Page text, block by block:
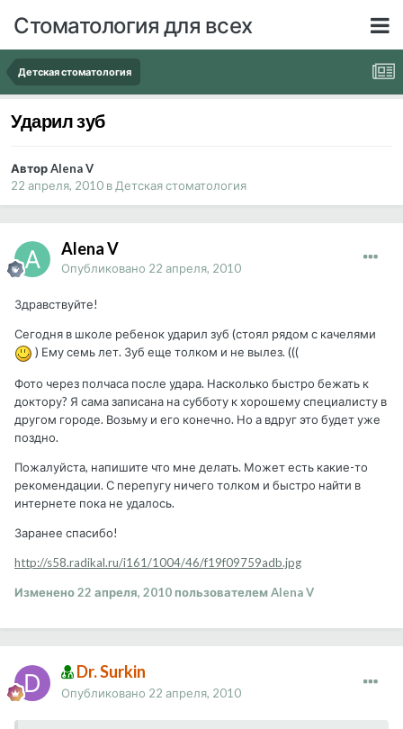
Стоматология для всех
Детская стоматология
Ударил зуб
Автор Alena V
22 апреля, 2010 вДетская стоматология
Alena V
Опубликовано 22 апреля, 2010
Здравствуйте!
Сегодня в школе ребенок ударил зуб (стоял рядом с качелями
) Ему семь лет. Зуб еще толком и не вылез. (((
Фото через полчаса после удара. Насколько быстро бежать к
доктору? Я сама записана на субботу к хорошему специалисту в
другом городе. Возьму и его конечно. Но а вдруг это будет уже
поздно.
Пожалуйста, напишите что мне делать. Может есть какие-то
рекомендации. С перепугу ничего толком и быстро найти в
интернете пока не удалось.
Заранее спасибо!
http://s58.radikal.ru/i161/1004/46/f19f09759adb.jpg
Изменено22 апреля, 2010пользователем Alena V
Dr. Surkin
Опубликовано 22 апреля, 2010